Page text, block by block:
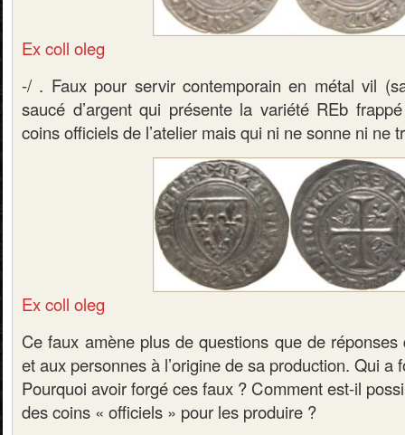
Ex coll oleg
-/ . Faux pour servir contemporain en métal vil
saucé d’argent qui présente la variété REb
coins officiels de l’atelier mais qui ni ne sonne ni ne
Ex coll oleg
Ce faux amène plus de questions que de
et aux personnes à l’origine de sa production. Qui a
Pourquoi avoir forgé ces faux ? Comment est-il
des coins « officiels » pour les produire ?